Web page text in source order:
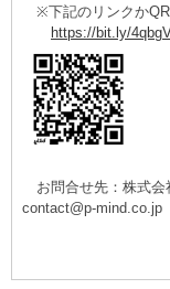
※下記のリンクかQR
https://bit.ly/
お問合せ先：株式
contact@p-mind.co.jp